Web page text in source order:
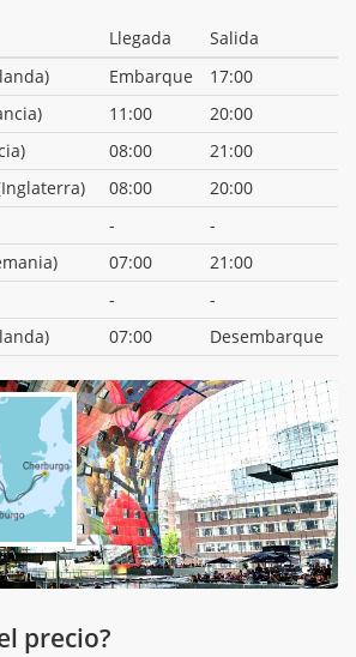
Llegada
Salida
Embarque
17:00
11:00
20:00
08:00
21:00
08:00
20:00
-
-
07:00
21:00
-
-
07:00 Desembarque
precio?